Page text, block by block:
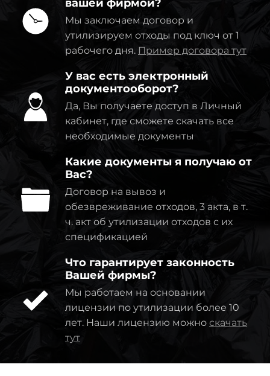
вашей фирмой?
Мы заключаем договор и
утилизируем отходы под ключ от 1
рабочего дня. Пример договора тут
У вас есть электронный
документооборот?
Да, Вы получаете доступ в Личный
кабинет, где сможете скачать все
необходимые документы
Какие документы я получаю от
Вас?
Договор на вывоз и
обезвреживание отходов, 3 акта, в т.
ч. акт об утилизации отходов с их
спецификацией
Что гарантирует законность
Вашей фирмы?
Мы работаем на основании
лицензии по утилизации более 10
лет. Наши лицензию можно скачать
тут